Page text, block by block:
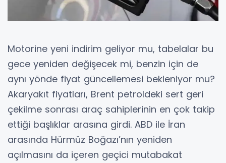
Motorine yeni indirim geliyor mu, tabelalar bu
gece yeniden değişecek mi, benzin için de
aynı yönde fiyat güncellemesi bekleniyor mu?
Akaryakıt fiyatları, Brent petroldeki sert geri
çekilme sonrası araç sahiplerinin en çok takip
ettiği başlıklar arasına girdi. ABD ile İran
arasında Hürmüz Boğazı’nın yeniden
açılmasını da içeren geçici mutabakat